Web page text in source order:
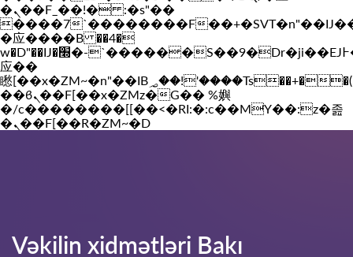
�ܢ��F_��!� :�s"��
����7`��������F
�应����B ��4�
w�D"��IJ�׭�-`������S��9�Dr�ji��EJ߅��gJ�
应��
矁[��x�ZM~�n"��IB؃��!'����Тѕ��+��(m��IK�ʭ�/|
��ϐܢ��F[��x�ZMz�G�� %嬩
�/c��������[[��<�RI:�:c��MΎ��:z�졾
�ܢ��F[��R�ZM~�D
Vəkilin xidmətləri Bakı